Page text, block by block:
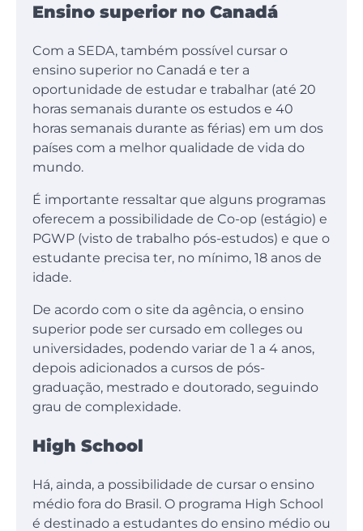
Ensino superior no Canadá
Com a SEDA, também possível cursar o
ensino superior no Canadá e ter a
oportunidade de estudar e trabalhar (até 20
horas semanais durante os estudos e 40
horas semanais durante as férias) em um dos
países com a melhor qualidade de vida do
mundo.
É importante ressaltar que alguns programas
oferecem a possibilidade de Co-op (estágio) e
PGWP (visto de trabalho pós-estudos) e que o
estudante precisa ter, no mínimo, 18 anos de
idade.
De acordo com o site da agência, o ensino
superior pode ser cursado em colleges ou
universidades, podendo variar de 1 a 4 anos,
depois adicionados a cursos de pós-
graduação, mestrado e doutorado, seguindo
grau de complexidade.
High School
Há, ainda, a possibilidade de cursar o ensino
médio fora do Brasil. O programa High School
é destinado a estudantes do ensino médio ou